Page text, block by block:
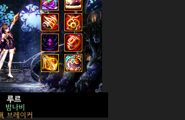
>
루르
밤나비
브레이커